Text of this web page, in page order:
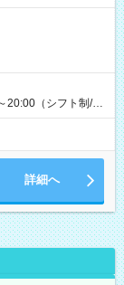
個配達×25日勤務
20:00（シフト制/実
有り） ※配達状況
より多少の前後あ
詳細へ